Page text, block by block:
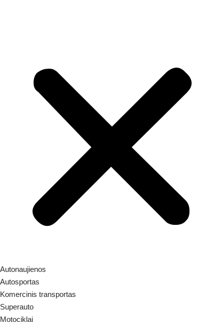
Autonaujienos
Autosportas
Komercinis transportas
Superauto
Motociklai